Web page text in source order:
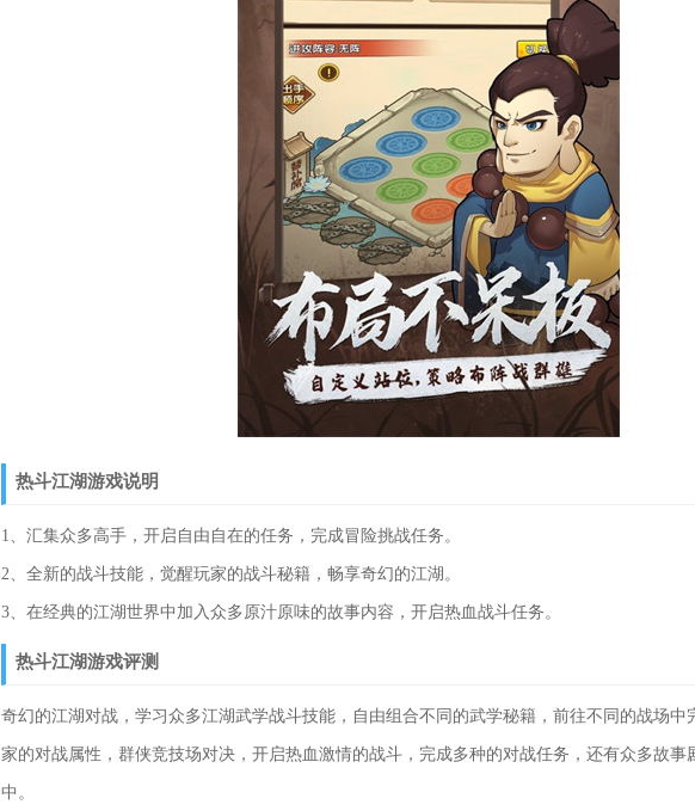
热斗江湖游戏说明
1、汇集众多高手，开启自由自在的任务，完成冒险挑战任务。
2、全新的战斗技能，觉醒玩家的战斗秘籍，畅享奇幻的江湖。
3、在经典的江湖世界中加入众多原汁原味的故事内容，开启热血战斗任务。
热斗江湖游戏评测
奇幻的江湖对战，学习众多江湖武学战斗技能，自由组合不同的武学秘籍，前往不同的战场中
家的对战属性，群侠竞技场对决，开启热血激情的战斗，完成多种的对战任务，还有众多故事
中。